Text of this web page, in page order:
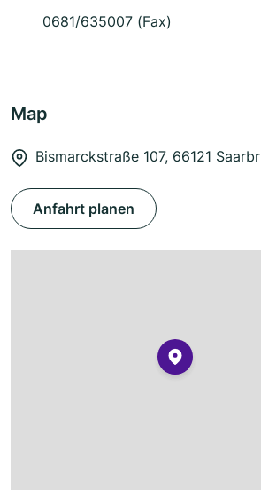
0681/635007 (Fax)
Map
Bismarckstraße 107, 66121
Anfahrt planen